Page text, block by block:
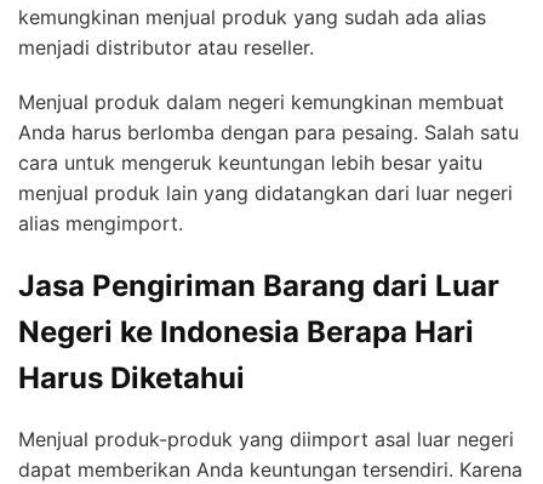
kemungkinan menjual produk yang sudah ada alias
menjadi distributor atau reseller.
Menjual produk dalam negeri kemungkinan membuat
Anda harus berlomba dengan para pesaing. Salah satu
cara untuk mengeruk keuntungan lebih besar yaitu
menjual produk lain yang didatangkan dari luar negeri
alias mengimport.
Jasa Pengiriman Barang dari Luar
Negeri ke Indonesia Berapa Hari
Harus Diketahui
Menjual produk-produk yang diimport asal luar negeri
dapat memberikan Anda keuntungan tersendiri. Karena